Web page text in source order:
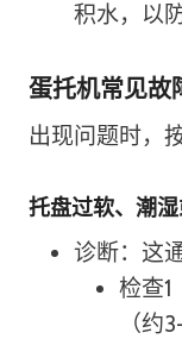
积水，以
蛋托机常见故
出现问题时，
托盘过软、潮
诊断：这
检查1
（约